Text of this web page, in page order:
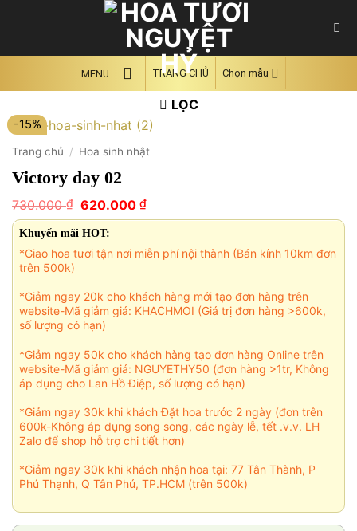
MENU TRANG CHỦ Chọn mẫu
LỌC
-15%
Trang chủ / Hoa sinh nhật
Victory day 02
730.000₫ Giá
gốc
là:
730.000 ₫.
620.000 ₫Giá
hiện
620.000 ₫.
Khuyến mãi HOT:
*Giao hoa tươi tận nơi miễn phí nội thành (Bán kính 10km đơn
trên 500k)
*Giảm ngay 20k cho khách hàng mới tạo đơn hàng trên
website-Mã giảm giá: KHACHMOI (Giá trị đơn hàng >600k,
số lượng có hạn)
*Giảm ngay 50k cho khách hàng tạo đơn hàng Online trên
website-Mã giảm giá: NGUYETHY50 (đơn hàng >1tr, Không
áp dụng cho Lan Hồ Điệp, số lượng có hạn)
*Giảm ngay 30k khi khách Đặt hoa trước 2 ngày (đơn trên
600k-Không áp dụng song song, các ngày lễ, tết .v.v. LH
Zalo để shop hỗ trợ chi tiết hơn)
*Giảm ngay 30k khi khách nhận hoa tại: 77 Tân Thành, P
Phú Thạnh, Q Tân Phú, TP.HCM (trên 500k)